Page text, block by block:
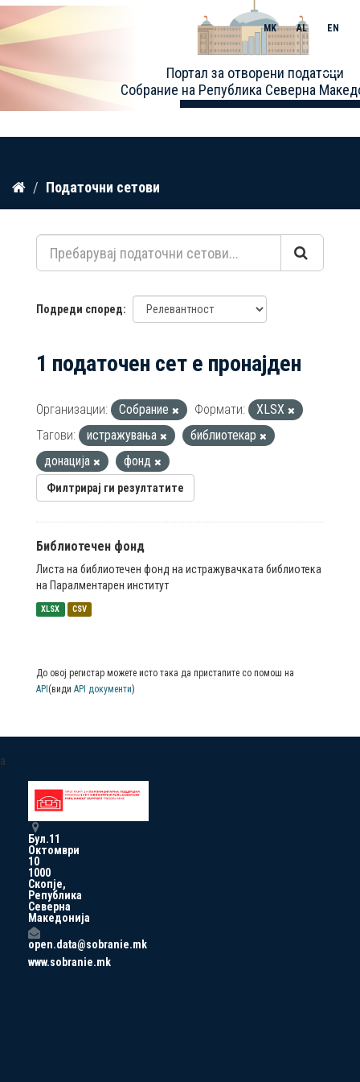
Прескокнете
содржина
Портал за отворени податоци
Собрание на Република Северна
MK AL EN
Toggle
Податочни сетови
Подреди според
1 податочен сет е пронајден
Организации: Собрание Формати:
XLSX
Тагови:
истражувања
библиотекар
донација
фонд
Филтрирај ги резултатите
Библиотечен фонд
Листа на библиотечен фонд на истражувачката библиотека
на Паралментарен институт
XLSX CSV
До овој регистар можете исто така да пристапите со помош на
API (види API документи)
a
Бул.11
Октомври
10
1000
Скопје,
Република
Северна
Македонија
open.data@sobranie.mk
www.sobranie.mk